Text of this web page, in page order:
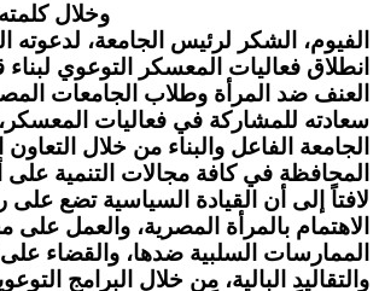
وخلال كلمته،
الفيوم، الشكر لرئيس الجامعة، لدعوته
انطلاق فعاليات المعسكر التوعوي
العنف ضد المرأة وطلاب الجامعات
سعادته للمشاركة في فعاليات المعسكر،
الجامعة الفاعل والبناء من خلال
المحافظة في كافة مجالات التنمية على
لافتاً إلى أن القيادة السياسية تضع على
الاهتمام بالمرأة المصرية، والعمل على
الممارسات السلبية ضدها، والقضاء على
والتقاليد البالية، من خلال البرامج